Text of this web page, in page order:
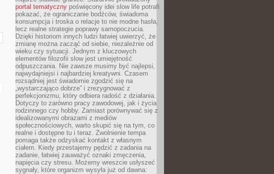
portal tematyczny poświęcony idei slow life potrafi
pokazać, że ograniczanie bodźców, świadoma
konsumpcja i troska o relacje to nie modne hasła,
lecz realne strategie poprawy samopoczucia.
Dzięki historiom innych ludzi łatwiej uwierzyć, że
zmianę można zacząć od siebie, niezależnie od
wieku czy sytuacji. Jednym z kluczowych
elementów filozofii slow jest umiejętność
odpuszczania. Nie zawsze musimy być najlepsi,
najwydajniejsi i najbardziej kreatywni. Czasem
rozsądniej jest świadomie zgodzić się na
„wystarczająco dobrze” i zrezygnować z
perfekcjonizmu, który odbiera radość z działania.
Dotyczy to zarówno pracy zawodowej, jak i życia
rodzinnego czy hobby. Zamiast porównywać się z
idealizowanymi obrazami z mediów
społecznościowych, warto skupić się na tym, co
realne i dostępne tu i teraz. Zwolnienie tempa
pomaga także odzyskać kontakt z własnym
ciałem. Kiedy przestajemy pędzić z zadania na
zadanie, łatwiej zauważyć oznaki zmęczenia,
napięcia czy stresu. Możemy wreszcie usłyszeć
sygnały, które organizm wysyła już od dawna: